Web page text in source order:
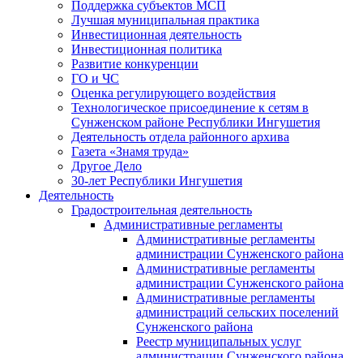
Поддержка субъектов МСП
Лучшая муниципальная практика
Инвестиционная деятельность
Инвестиционная политика
Развитие конкуренции
ГО и ЧС
Оценка регулирующего воздействия
Технологическое присоединение к сетям в
Сунженском районе Республики Ингушетия
Деятельность отдела районного архива
Газета «Знамя труда»
Другое Дело
30-лет Республики Ингушетия
Деятельность
Градостроительная деятельность
Административные регламенты
Административные регламенты
администрации Сунженского района
Административные регламенты
администрации Сунженского района
Административные регламенты
администраций сельских поселений
Сунженского района
Реестр муниципальных услуг